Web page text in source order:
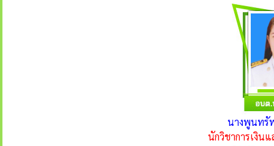
นางพูนทรั
นักวิชาการเงิน